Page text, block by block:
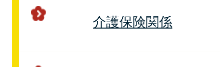
介護保険関係